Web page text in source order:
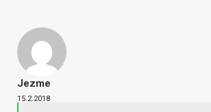
Jezme
15.2.2018